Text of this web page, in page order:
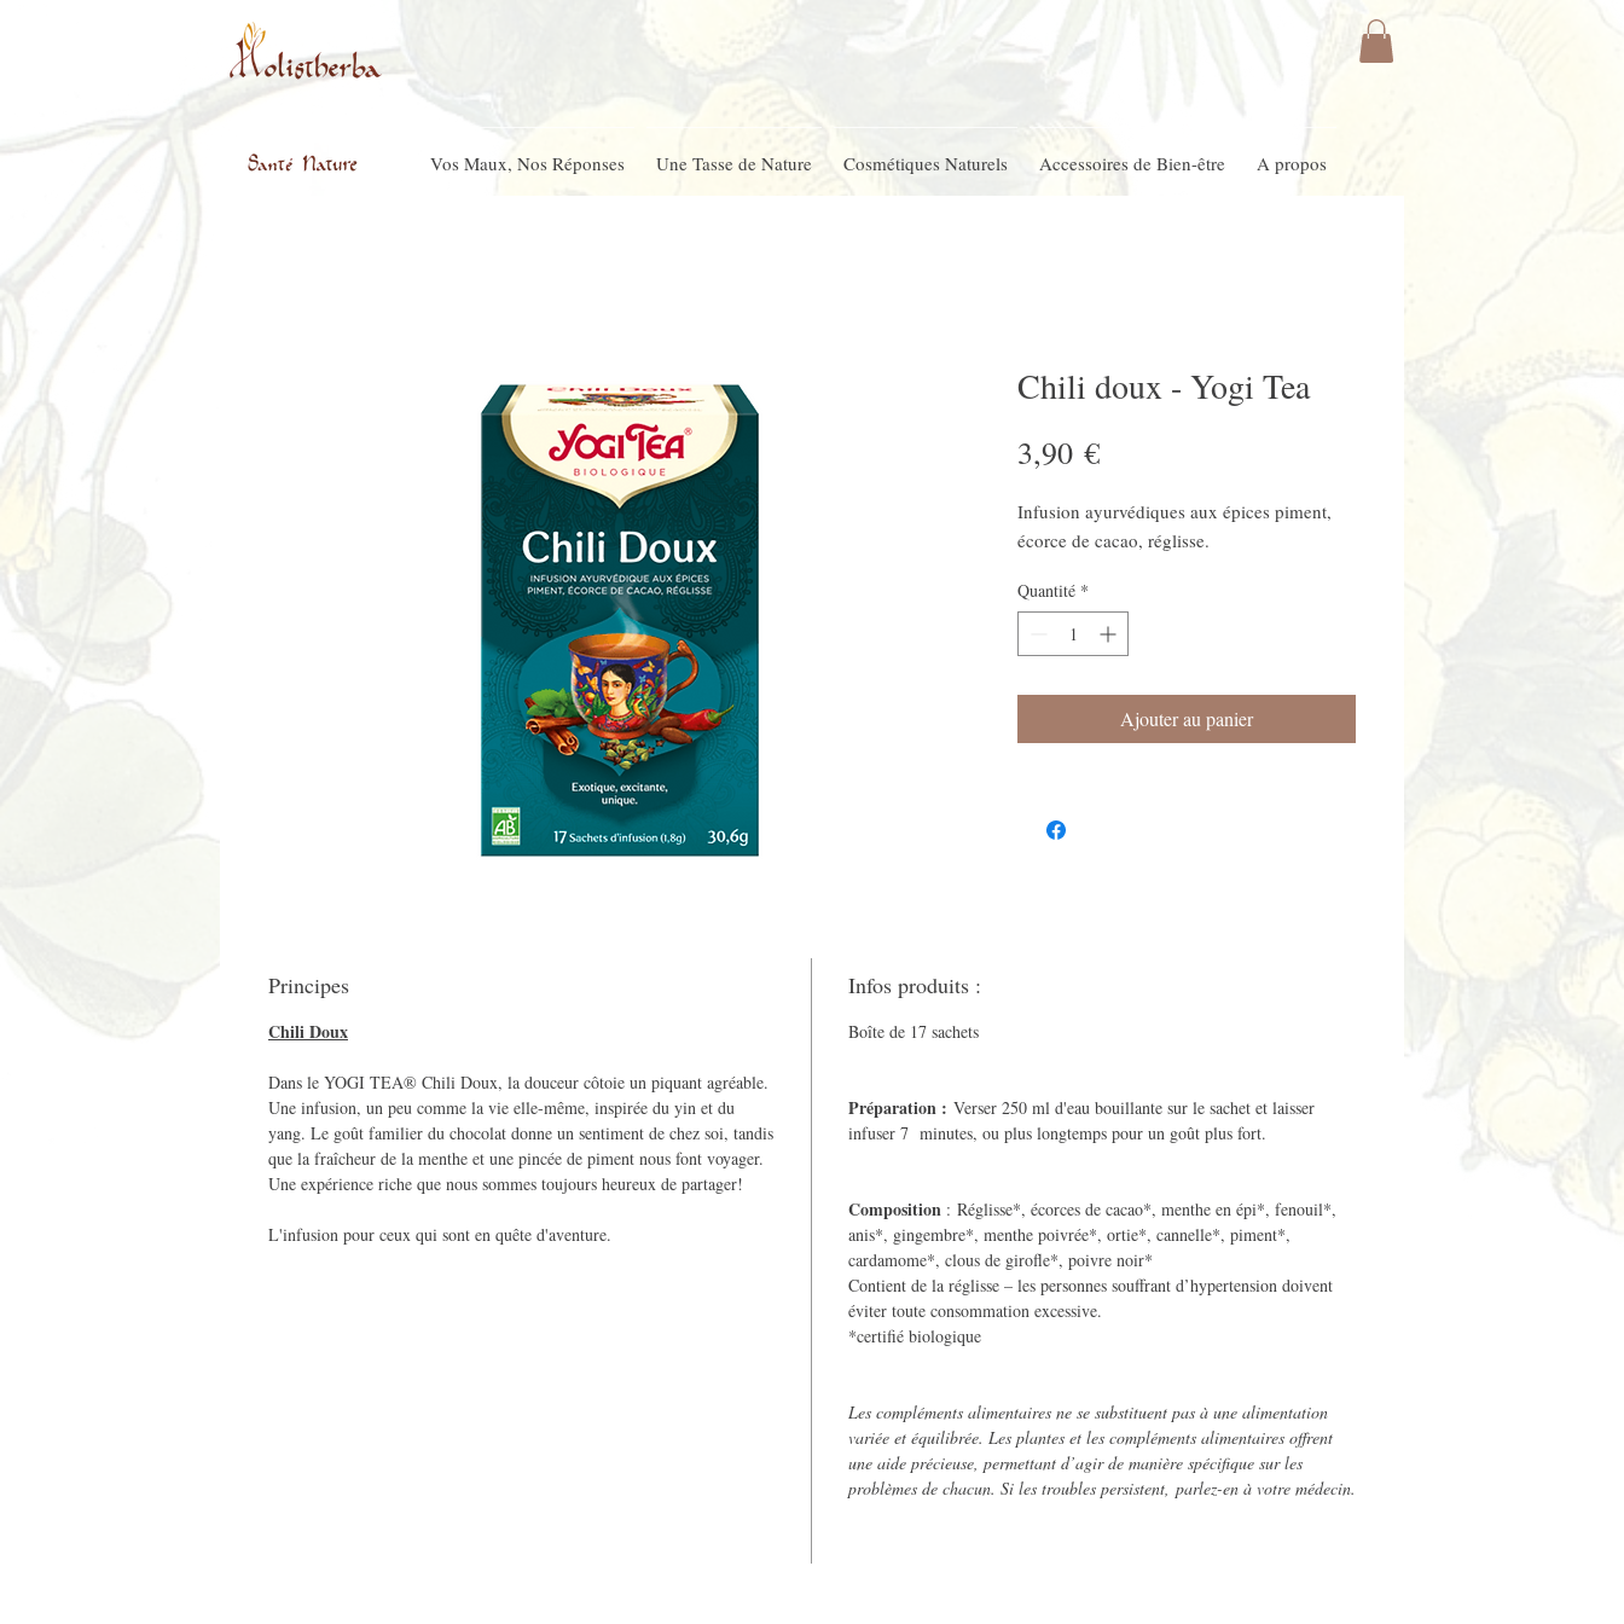
Vos Maux, Nos Réponses Une Tasse de Nature Cosmétiques Naturels Accessoires de Bien-être A propos
Chili doux - Yogi Tea
3,90 €Prix
Infusion ayurvédiques aux épices piment,
écorce de cacao, réglisse.
Quantité *
Ajouter au panier
Principes
Chili Doux
Dans le YOGI TEA® Chili Doux, la douceur côtoie un piquant agréable.
Une infusion, un peu comme la vie elle-même, inspirée du yin et du
yang. Le goût familier du chocolat donne un sentiment de chez soi, tandis
que la fraîcheur de la menthe et une pincée de piment nous font voyager.
Une expérience riche que nous sommes toujours heureux de partager!
L'infusion pour ceux qui sont en quête d'aventure.
Infos produits :
Boîte de 17 sachets
Préparation : Verser 250 ml d'eau bouillante sur le sachet et laisser
infuser 7 minutes, ou plus longtemps pour un goût plus fort.
Composition : Réglisse*, écorces de cacao*, menthe en épi*, fenouil*,
anis*, gingembre*, menthe poivrée*, ortie*, cannelle*, piment*,
cardamome*, clous de girofle*, poivre noir*
Contient de la réglisse – les personnes souffrant d’hypertension doivent
éviter toute consommation excessive.
*certifié biologique
Les compléments alimentaires ne se substituent pas à une alimentation
variée et équilibrée. Les plantes et les compléments alimentaires offrent
une aide précieuse, permettant d’agir de manière spécifique sur les
problèmes de chacun. Si les troubles persistent, parlez-en à votre médecin.